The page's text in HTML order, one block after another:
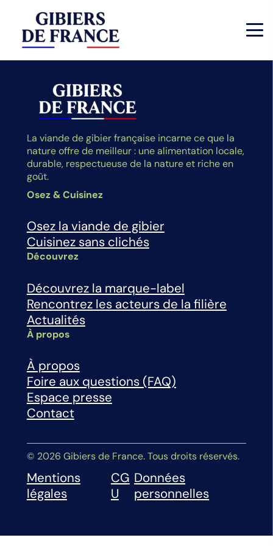
La viande de gibier française incarne ce que la
nature offre de meilleur : une alimentation locale,
durable, respectueuse de la nature et riche en
goût.
Osez & Cuisinez
Osez la viande de gibier
Cuisinez sans clichés
Découvrez
Découvrez la marque-label
Rencontrez les acteurs de la filière
Actualités
À propos
À propos
Foire aux questions (FAQ)
Espace presse
Contact
© 2026 Gibiers de France. Tous droits réservés.
Mentions
légales
CG
U
Données
personnelles